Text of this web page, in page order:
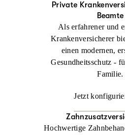
Private
Beamte
Als erfahrener und
Krankenversicherer
einen modernen,
Gesundheitsschutz -
Familie.
Jetzt
Hochwertige